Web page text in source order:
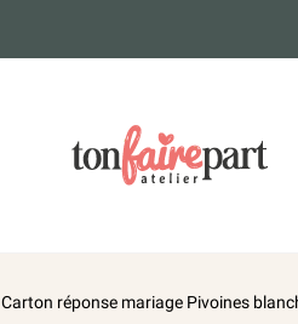
Carton réponse mariage Pivoines